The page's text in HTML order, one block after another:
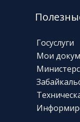
Госуслуги
Мои